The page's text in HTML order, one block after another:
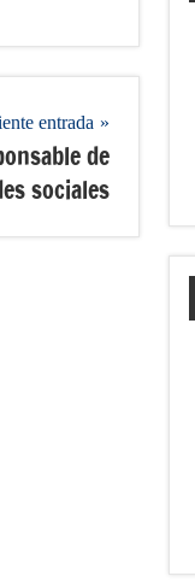
entrada
de
sociales